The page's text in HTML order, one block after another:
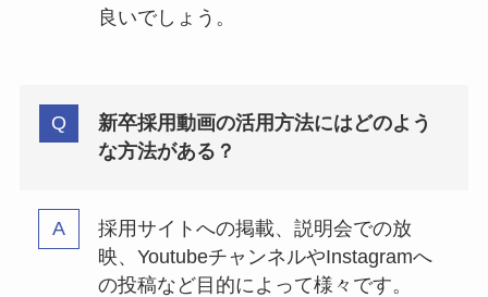
良いでしょう。
新卒採用動画の活用方法にはどのよう
な方法がある？
採用サイトへの掲載、説明会での放
映、YoutubeチャンネルやInstagramへ
の投稿など目的によって様々です。